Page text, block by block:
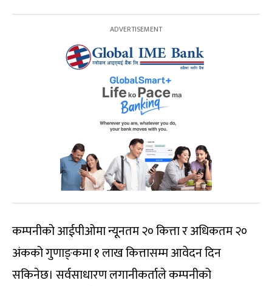
कम्पनीको आईपीओमा न्यूनतम २० कित्ता र अधिकतम २०
अंकको गुणाङ्‍कमा १ लाख कित्तासम्म आवेदन दिन
सकिनेछ। सर्वसाधारण लगानीकर्ताले कम्पनीको